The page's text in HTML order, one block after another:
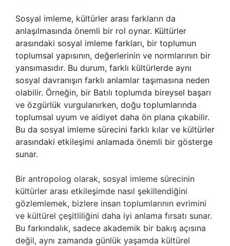
Sosyal imleme, kültürler arası farkların da
anlaşılmasında önemli bir rol oynar. Kültürler
arasındaki sosyal imleme farkları, bir toplumun
toplumsal yapısının, değerlerinin ve normlarının bir
yansımasıdır. Bu durum, farklı kültürlerde aynı
sosyal davranışın farklı anlamlar taşımasına neden
olabilir. Örneğin, bir Batılı toplumda bireysel başarı
ve özgürlük vurgulanırken, doğu toplumlarında
toplumsal uyum ve aidiyet daha ön plana çıkabilir.
Bu da sosyal imleme sürecini farklı kılar ve kültürler
arasındaki etkileşimi anlamada önemli bir gösterge
sunar.
Bir antropolog olarak, sosyal imleme sürecinin
kültürler arası etkileşimde nasıl şekillendiğini
gözlemlemek, bizlere insan toplumlarının evrimini
ve kültürel çeşitliliğini daha iyi anlama fırsatı sunar.
Bu farkındalık, sadece akademik bir bakış açısına
değil, aynı zamanda günlük yaşamda kültürel